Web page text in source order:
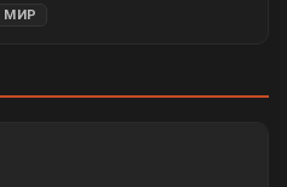
МИР